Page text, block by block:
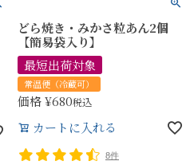
どら焼き・みかさ粒あん2個
【簡易袋入り】
最短出荷対象
常温便（冷蔵可）
価格¥680税込
カートに入れる
8件